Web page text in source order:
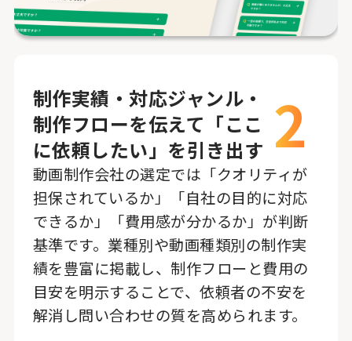
制作実績・対応ジャンル・
制作フローを伝えて「ここ
に依頼したい」を引き出す 2
動画制作会社の選定では「クオリティが
担保されているか」「自社の目的に対応
できるか」「費用感が分かるか」が判断
基準です。業種別や動画種類別の制作実
績を豊富に掲載し、制作フローと費用の
目安を明示することで、依頼者の不安を
解消し問い合わせの質を高められます。